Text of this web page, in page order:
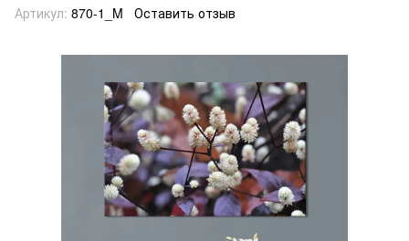
Артикул: 870-1_M Оставить отзыв